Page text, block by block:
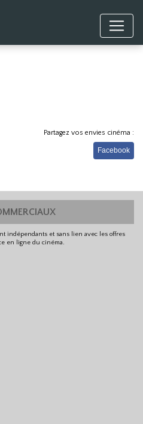
Partagez vos envies cinéma :
Facebook
indépendants et sans lien avec les offres
en ligne du cinéma.